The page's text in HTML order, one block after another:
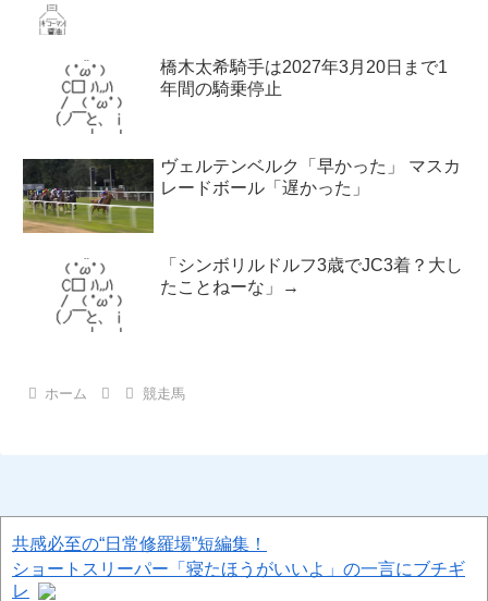
橋木太希騎手は2027年3月20日まで1
年間の騎乗停止
ヴェルテンベルク「早かった」 マスカ
レードボール「遅かった」
「シンボリルドルフ3歳でJC3着？大し
たことねーな」→
ホーム 競走馬
共感必至の“日常修羅場”短編集！
ショートスリーパー「寝たほうがいいよ」の一言にブチギ
レ